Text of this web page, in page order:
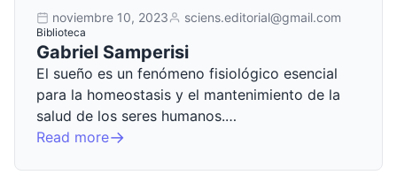
noviembre 10, 2023 sciens.editorial@gmail.com
Biblioteca
Gabriel Samperisi
El sueño es un fenómeno fisiológico esencial
para la homeostasis y el mantenimiento de la
salud de los seres humanos.…
Read more